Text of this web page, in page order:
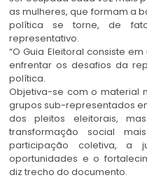
as mulheres, que formam a
política se torne, de
representativo.
“O Guia Eleitoral consiste
enfrentar os desafios da
política.
Objetiva-se com o material
grupos sub-representados
dos pleitos eleitorais,
transformação social
participação coletiva, a
oportunidades e o
diz trecho do documento.